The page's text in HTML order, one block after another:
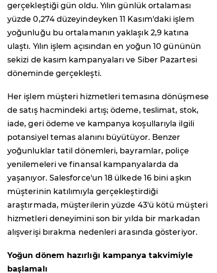
gerçekleştiği gün oldu. Yılın günlük ortalaması
yüzde 0,274 düzeyindeyken 11 Kasım'daki işlem
yoğunluğu bu ortalamanın yaklaşık 2,9 katına
ulaştı. Yılın işlem açısından en yoğun 10 gününün
sekizi de kasım kampanyaları ve Siber Pazartesi
döneminde gerçekleşti.
Her işlem müşteri hizmetleri temasına dönüşmese
de satış hacmindeki artış; ödeme, teslimat, stok,
iade, geri ödeme ve kampanya koşullarıyla ilgili
potansiyel temas alanını büyütüyor. Benzer
yoğunluklar tatil dönemleri, bayramlar, poliçe
yenilemeleri ve finansal kampanyalarda da
yaşanıyor. Salesforce'un 18 ülkede 16 bini aşkın
müşterinin katılımıyla gerçekleştirdiği
araştırmada, müşterilerin yüzde 43'ü kötü müşteri
hizmetleri deneyimini son bir yılda bir markadan
alışverişi bırakma nedenleri arasında gösteriyor.
Yoğun dönem hazırlığı kampanya takvimiyle
başlamalı